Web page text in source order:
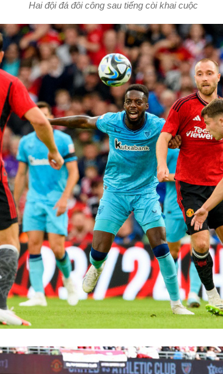
Hai đội đá đôi công sau tiếng còi khai cuộc